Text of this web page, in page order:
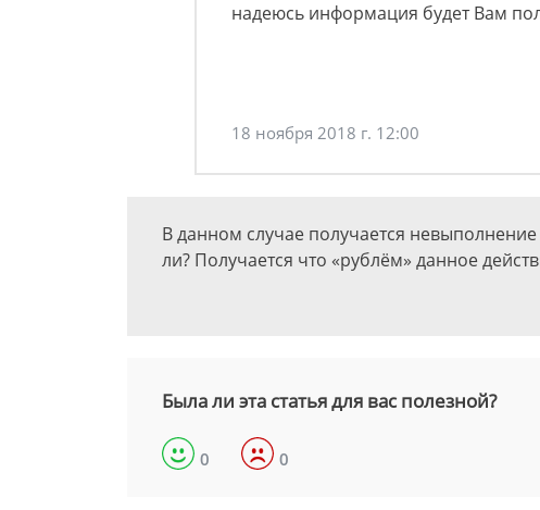
надеюсь информация будет Вам
18 ноября 2018 г. 12:00
В данном случае получается
ли? Получается что «рублём» данное
Была ли эта статья для вас полезной?
0 0